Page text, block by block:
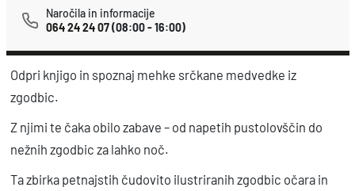
e
d
Naročila in informacije
064 24 24 07(08:00 - 16:00)
Odpri knjigo in spoznaj mehke srčkane medvedke iz
zgodbic.
Z njimi te čaka obilo zabave – od napetih pustolovščin do
nežnih zgodbic za lahko noč.
Ta zbirka petnajstih čudovito ilustriranih zgodbic očara in